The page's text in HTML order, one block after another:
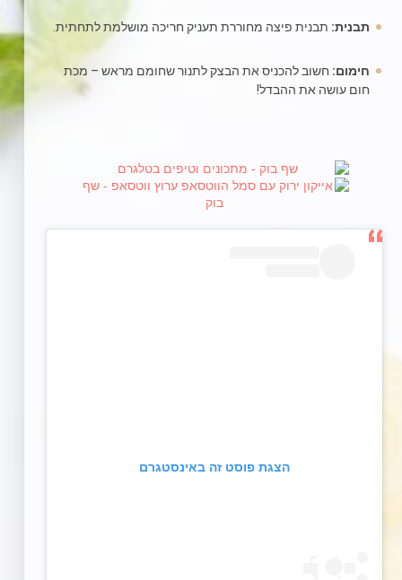
תבנית: תבנית פיצה מחוררת תעניק חריכה מושלמת לתחתית.
חימום: חשוב להכניס את הבצק לתנור שחומם מראש – מכת
חום עושה את ההבדל!
הצגת פוסט זה באינסטגרם